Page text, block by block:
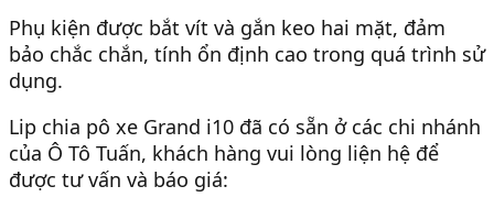
Phụ kiện được bắt vít và gắn keo hai mặt, đảm
bảo chắc chắn, tính ổn định cao trong quá trình sử
dụng.
Lip chia pô xe Grand i10 đã có sẵn ở các chi nhánh
của Ô Tô Tuấn, khách hàng vui lòng liện hệ để
được tư vấn và báo giá: